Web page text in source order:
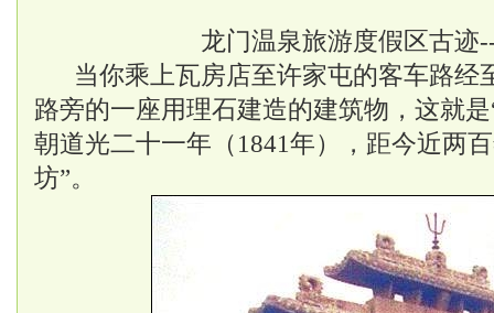
龙门温泉旅游度假区古迹
当你乘上瓦房店至许家屯的客车路经
路旁的一座用理石建造的建筑物，这就
朝道光二十一年（1841年），距今近两
坊”。